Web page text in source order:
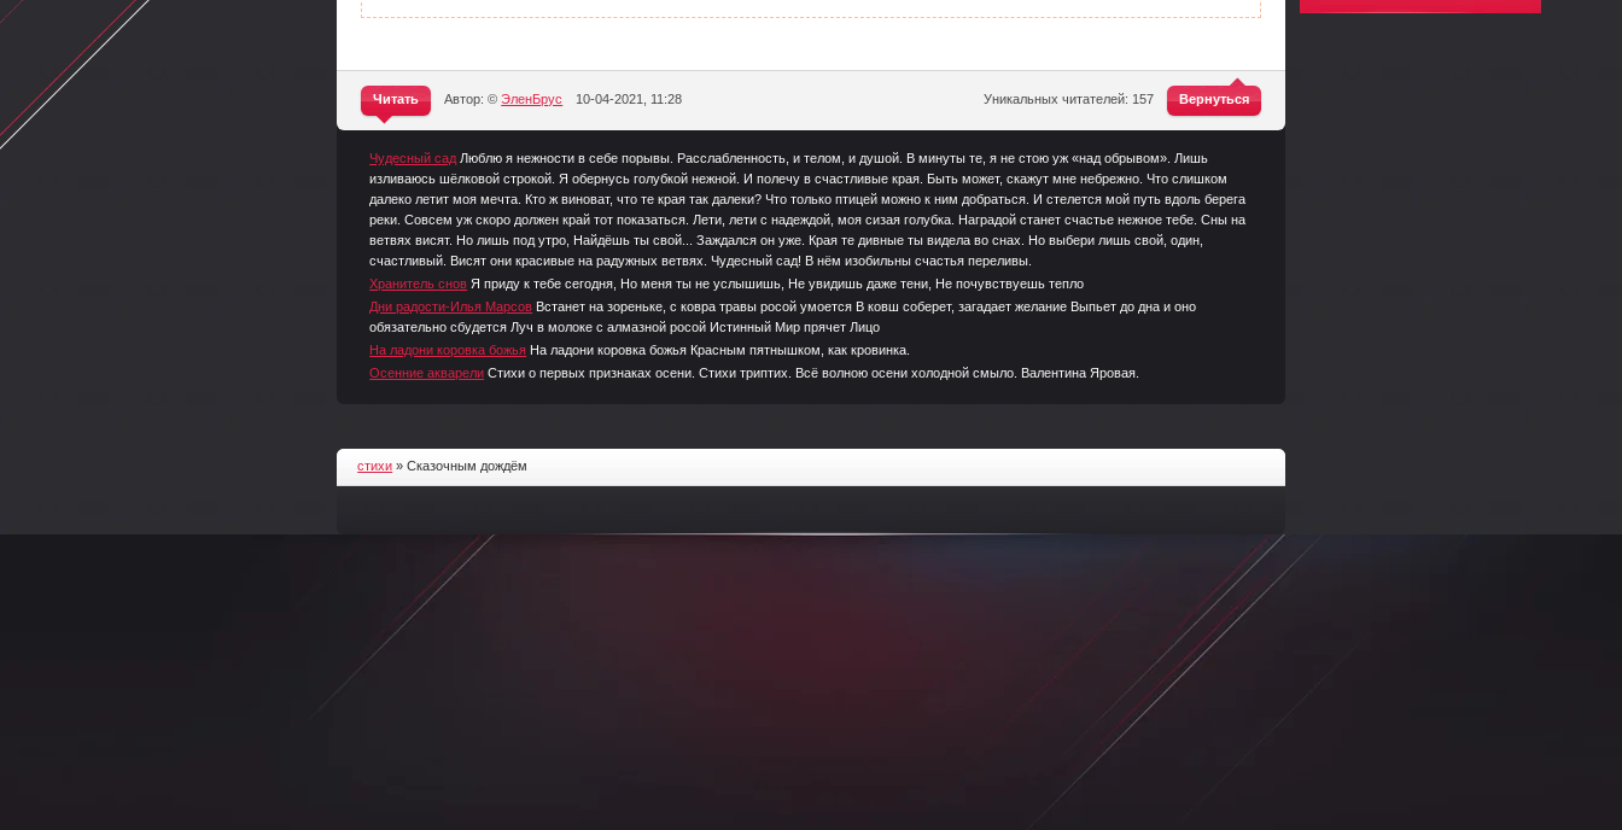
Вернуться
Уникальных читателей: 157
Читать
^
Автор: ©ЭленБрус 10-04-2021, 11:28
Чудесный сад Люблю я нежности в себе порывы. Расслабленность, и телом, и душой. В минуты те, я не стою уж «над обрывом». Лишь
изливаюсь шёлковой строкой. Я обернусь голубкой нежной. И полечу в счастливые края. Быть может, скажут мне небрежно. Что слишком
далеко летит моя мечта. Кто ж виноват, что те края так далеки? Что только птицей можно к ним добраться. И стелется мой путь вдоль берега
реки. Совсем уж скоро должен край тот показаться. Лети, лети с надеждой, моя сизая голубка. Наградой станет счастье нежное тебе. Сны на
ветвях висят. Но лишь под утро, Найдёшь ты свой... Заждался он уже. Края те дивные ты видела во снах. Но выбери лишь свой, один,
счастливый. Висят они красивые на радужных ветвях. Чудесный сад! В нём изобильны счастья переливы.
Хранитель снов Я приду к тебе сегодня, Но меня ты не услышишь, Не увидишь даже тени, Не почувствуешь тепло
Дни радости-Илья Марсов Встанет на зореньке, с ковра травы росой умоется В ковш соберет, загадает желание Выпьет до дна и оно
обязательно сбудется Луч в молоке с алмазной росой Истинный Мир прячет Лицо
На ладони коровка божья На ладони коровка божья Красным пятнышком, как кровинка.
Осенние акварели Стихи о первых признаках осени. Стихи триптих. Всё волною осени холодной смыло. Валентина Яровая.
стихи » Сказочным дождём